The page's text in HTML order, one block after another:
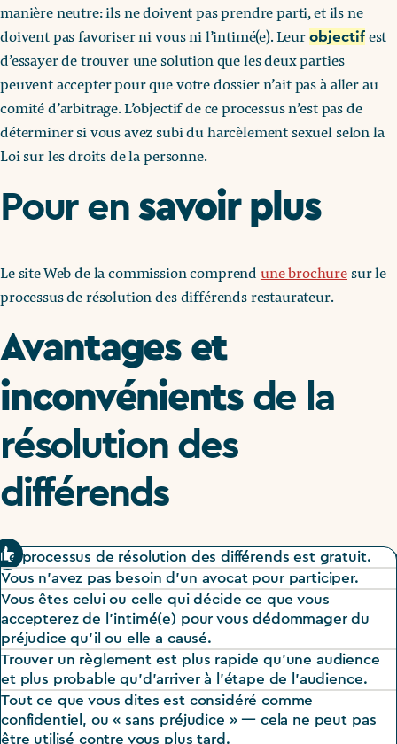
manière neutre: ils ne doivent pas prendre parti, et ils ne
doivent pas favoriser ni vous ni l’intimé(e). Leur objectifest
d’essayer de trouver une solution que les deux parties
peuvent accepter pour que votre dossier n’ait pas à aller au
comité d’arbitrage. L’objectif de ce processus n’est pas de
déterminer si vous avez subi du harcèlement sexuel selon la
Loi sur les droits de la personne.
Pour en savoir plus
Le site Web de la commission comprend une brochure sur le
processus de résolution des différends restaurateur.
Avantages et
inconvénientsde la
résolution des
différends
Pros
Le processus de résolution des différends est gratuit.
Vous n’avez pas besoin d’un avocat pour participer.
Vous êtes celui ou celle qui décide ce que vous
accepterez de l’intimé(e) pour vous dédommager du
préjudice qu’il ou elle a causé.
Trouver un règlement est plus rapide qu’une audience
et plus probable qu’d’arriver à l’étape de l’audience.
Tout ce que vous dites est considéré comme
confidentiel, ou « sans préjudice » — cela ne peut pas
être utilisé contre vous plus tard.